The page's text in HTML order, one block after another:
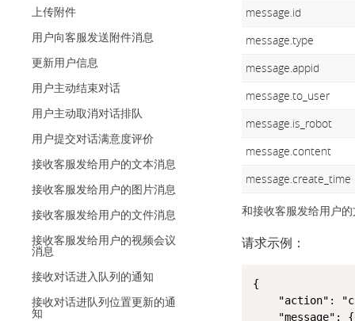
上传附件
用户向客服发送附件消息
更新用户信息
用户主动结束对话
用户主动取消对话排队
用户提交对话满意度评价
接收客服发给用户的文本消息
接收客服发给用户的图片消息
接收客服发给用户的文件消息
接收客服发给用户的视频会议
消息
接收对话进入队列的通知
接收对话进队列位置更新的通
知
message.id
message.type
message.appid
message.to_user
message.is_robot
message.content
message.create_time
和接收客服发给用户
请求示例：
{